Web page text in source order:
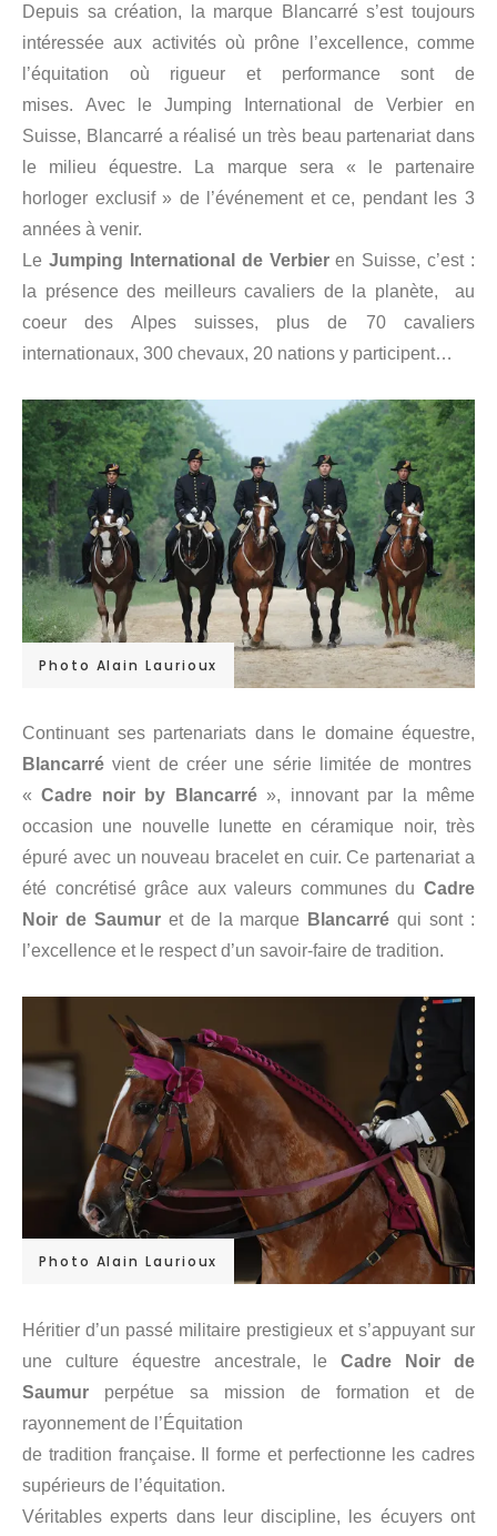
Depuis sa création, la marque Blancarré s’est toujours
intéressée aux activités où prône l’excellence, comme
l’équitation où rigueur et performance sont de
mises. Avec le Jumping International de Verbier en
Suisse, Blancarré a réalisé un très beau partenariat dans
le milieu équestre. La marque sera « le partenaire
horloger exclusif » de l’événement et ce, pendant les 3
années à venir.
Le Jumping International de Verbieren Suisse, c’est :
la présence des meilleurs cavaliers de la planète, au
coeur des Alpes suisses, plus de 70 cavaliers
internationaux, 300 chevaux, 20 nations y participent…
Photo Alain Laurioux
Continuant ses partenariats dans le domaine équestre,
Blancarré vient de créer une série limitée de montres
«Cadre noir by Blancarré», innovant par la même
occasion une nouvelle lunette en céramique noir, très
épuré avec un nouveau bracelet en cuir. Ce partenariat a
été concrétisé grâce aux valeurs communes du Cadre
Noir de Saumuret de la marque Blancarré qui sont :
l’excellence et le respect d’un savoir-faire de tradition.
Photo Alain Laurioux
Héritier d’un passé militaire prestigieux et s’appuyant sur
une culture équestre ancestrale, leCadre Noir de
Saumur perpétue sa mission de formation et de
rayonnement de l’Équitation
de tradition française. Il forme et perfectionne les cadres
supérieurs de l’équitation.
Véritables experts dans leur discipline, les écuyers ont